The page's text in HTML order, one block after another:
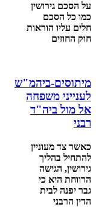
על הסכם גירושין
כמו כל הסכם
חלים עליו הוראות
חוק החוזים
מיתוסים-ביהמ"ש
לענייני משפחה
אל מול ביה"ד
רבני
כאשר צד מעוניין
להתחיל בהליך
גירושין, הגישה
הרווחת היא כי
גבר יפנה לבית
הדין הרבני